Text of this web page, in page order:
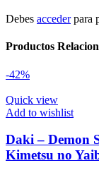
Debes accederpara
Productos
-42%
Quick view
Add to wishlist
Daki – Demon
Kimetsu no